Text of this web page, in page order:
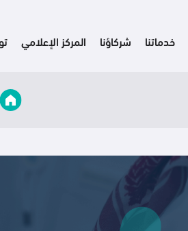
خدماتنا شركاؤنا المركز الإعلامي